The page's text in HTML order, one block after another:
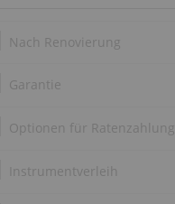
Nach Renovierung
Garantie
Optionen für Ratenzahlung
Instrumentverleih